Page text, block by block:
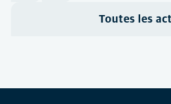
Toutes les